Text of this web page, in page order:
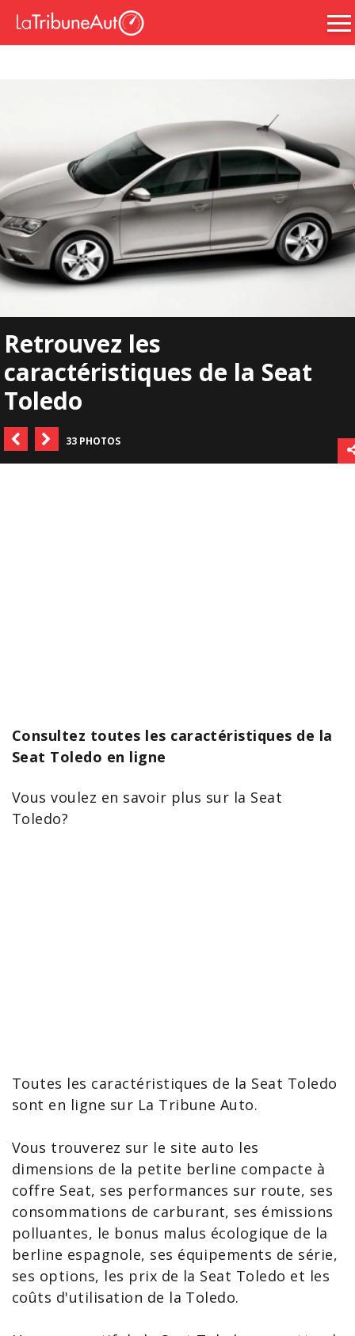
Retrouvez les
caractéristiques de la Seat
Toledo
33 PHOTOS
Consultez toutes les caractéristiques de la
Seat Toledo en ligne
Vous voulez en savoir plus sur la Seat
Toledo?
Toutes les caractéristiques de la Seat Toledo
sont en ligne sur La Tribune Auto.
Vous trouverez sur le site auto les
dimensions de la petite berline compacte à
coffre Seat, ses performances sur route, ses
consommations de carburant, ses émissions
polluantes, le bonus malus écologique de la
berline espagnole, ses équipements de série,
ses options, les prix de la Seat Toledo et les
coûts d'utilisation de la Toledo.